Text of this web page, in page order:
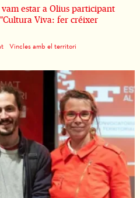
estar a Olius participant
Viva: fer créixer
Vincles amb el territori